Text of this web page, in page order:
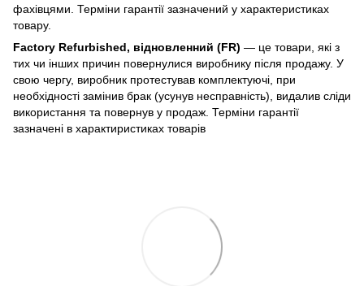
фахівцями. Терміни гарантії зазначений у характеристиках
товару.
Factory Refurbished, відновленний (FR) — це товари, які з
тих чи інших причин повернулися виробнику після продажу. У
свою чергу, виробник протестував комплектуючі, при
необхідності замінив брак (усунув несправність), видалив сліди
використання та повернув у продаж. Терміни гарантії
зазначені в характиристиках товарів